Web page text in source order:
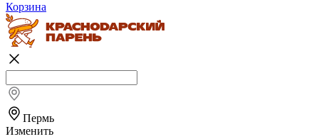
Корзина
Пермь
Изменить